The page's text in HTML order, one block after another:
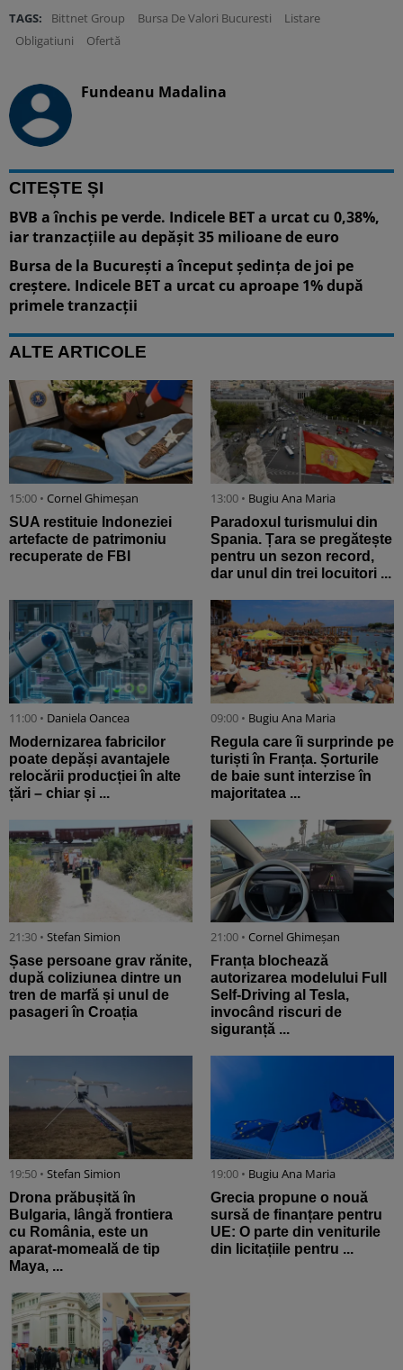
TAGS: Bittnet Group Bursa De Valori Bucuresti
Listare
Obligatiuni
Ofertă
Fundeanu Madalina
CITEȘTE ȘI
BVB a închis pe verde. Indicele BET a urcat cu 0,38%,
iar tranzacțiile au depășit 35 milioane de euro
Bursa de la București a început ședința de joi pe
creștere. Indicele BET a urcat cu aproape 1% după
primele tranzacții
ALTE ARTICOLE
15:00 • Cornel Ghimeșan
SUA restituie Indoneziei
artefacte de patrimoniu
recuperate de FBI
13:00 • Bugiu ⁠Ana Maria
Paradoxul turismului din
Spania. Țara se pregătește
pentru un sezon record,
dar unul din trei locuitori ...
11:00 • Daniela Oancea
Modernizarea fabricilor
poate depăși avantajele
relocării producției în alte
țări – chiar și ...
09:00 • Bugiu ⁠Ana Maria
Regula care îi surprinde pe
turiști în Franța. Șorturile
de baie sunt interzise în
majoritatea ...
21:30 • Stefan Simion
Șase persoane grav rănite,
după coliziunea dintre un
tren de marfă și unul de
pasageri în Croația
21:00 • Cornel Ghimeșan
Franța blochează
autorizarea modelului Full
Self-Driving al Tesla,
invocând riscuri de
siguranță ...
19:50 • Stefan Simion
Drona prăbușită în
Bulgaria, lângă frontiera
cu România, este un
aparat-momeală de tip
Maya, ...
19:00 • Bugiu ⁠Ana Maria
Grecia propune o nouă
sursă de finanțare pentru
UE: O parte din veniturile
din licitațiile pentru ...